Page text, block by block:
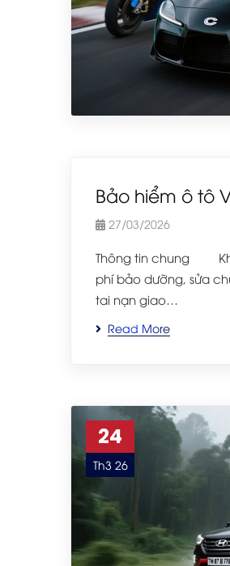
Bảo hiểm ô tô
27/03/2026
Thông tin chung Khi
phí bảo dưỡng, sửa
tai nạn giao…
Read More
24
Th3 26